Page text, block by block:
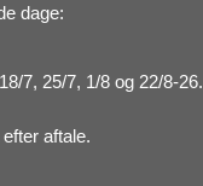
dage:
7, 25/7, 1/8 og 22/8-26.
aftale.